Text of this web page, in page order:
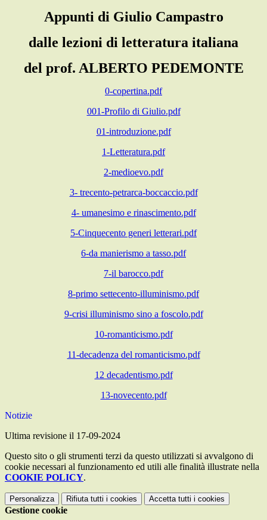
Appunti di Giulio Campastro
dalle lezioni di letteratura italiana
del prof. ALBERTO PEDEMONTE
0-copertina.pdf
001-Profilo di Giulio.pdf
01-introduzione.pdf
1-Letteratura.pdf
2-medioevo.pdf
3- trecento-petrarca-boccaccio.pdf
4- umanesimo e rinascimento.pdf
5-Cinquecento generi letterari.pdf
6-da manierismo a tasso.pdf
7-il barocco.pdf
8-primo settecento-illuminismo.pdf
9-crisi illuminismo sino a foscolo.pdf
10-romanticismo.pdf
11-decadenza del romanticismo.pdf
12 decadentismo.pdf
13-novecento.pdf
Notizie
Ultima revisione il 17-09-2024
Questo sito o gli strumenti terzi da questo utilizzati si avvalgono di
cookie necessari al funzionamento ed utili alle finalità illustrate nella
COOKIE POLICY.
Personalizza Rifiuta tutti i cookies Accetta tutti i cookies
Gestione cookie